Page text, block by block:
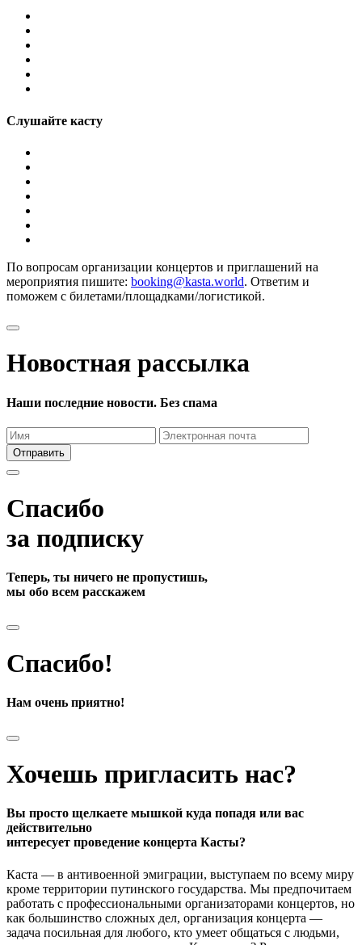
Слушайте касту
По вопросам организации концертов и приглашений на
мероприятия пишите: booking@kasta.world. Ответим и
поможем с билетами/площадками/логистикой.
Новостная рассылка
Наши последние новости. Без спама
Отправить
Спасибо
за подписку
Теперь, ты ничего не пропустишь,
мы обо всем расскажем
Спасибо!
Нам очень приятно!
Хочешь пригласить нас?
Вы просто щелкаете мышкой куда попадя или вас
действительно
интересует проведение концерта Касты?
Каста — в антивоенной эмиграции, выступаем по всему миру
кроме территории путинского государства. Мы предпочитаем
работать с профессиональными организаторами концертов, но
как большинство сложных дел, организация концерта —
задача посильная для любого, кто умеет общаться с людьми,